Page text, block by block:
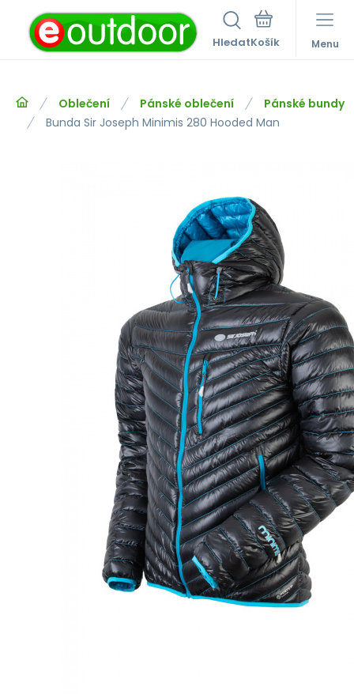
Hledat Menu
Oblečení Pánské oblečení
Pánské bundy
Bunda Sir Joseph Minimis 280 Hooded Man